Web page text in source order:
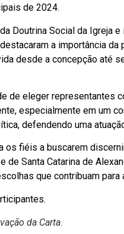
de 2024.
Doutrina Social da Igreja
a importância
desde a concepção até
de eleger representantes
especialmente em um
defendendo uma
os fiéis a buscarem
de Santa Catarina de
que contribuam
da Carta.